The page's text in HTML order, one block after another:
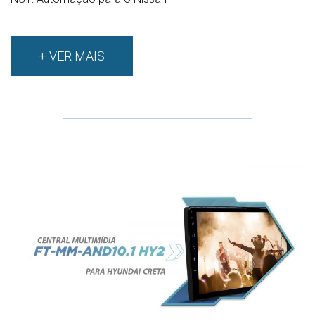
+ VER MAIS